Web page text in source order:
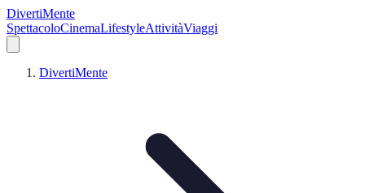
DivertiMente
SpettacoloCinemaLifestyleAttivitàViaggi
DivertiMente